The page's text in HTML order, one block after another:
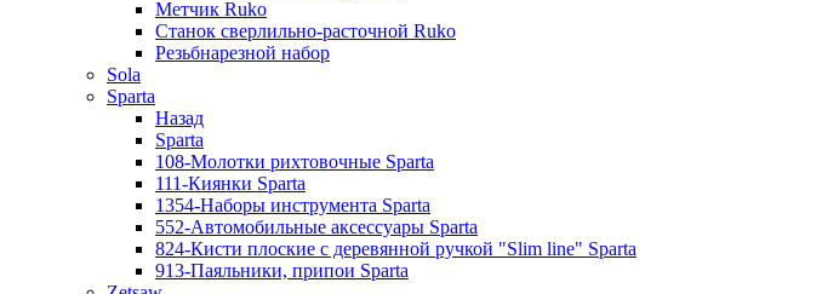
Метчик Ruko
Станок сверлильно-расточной Ruko
Резьбнарезной набор
Sola
Sparta
Назад
Sparta
108-Молотки рихтовочные Sparta
111-Киянки Sparta
1354-Наборы инструмента Sparta
552-Автомобильные аксессуары Sparta
824-Кисти плоские с деревянной ручкой "Slim line" Sparta
913-Паяльники, припои Sparta